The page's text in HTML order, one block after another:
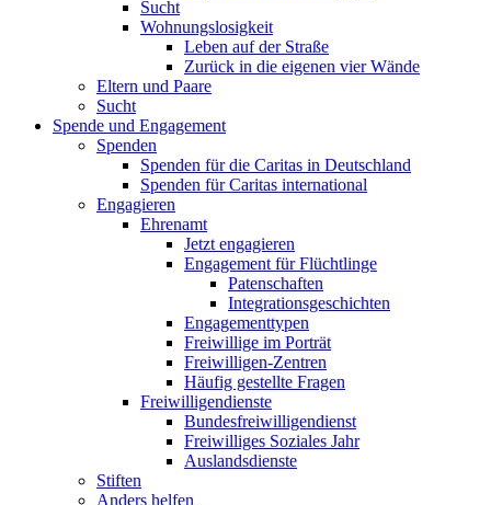
Sucht
Wohnungslosigkeit
Leben auf der Straße
Zurück in die eigenen vier Wände
Eltern und Paare
Sucht
Spende und Engagement
Spenden
Spenden für die Caritas in Deutschland
Spenden für Caritas international
Engagieren
Ehrenamt
Jetzt engagieren
Engagement für Flüchtlinge
Patenschaften
Integrationsgeschichten
Engagementtypen
Freiwillige im Porträt
Freiwilligen-Zentren
Häufig gestellte Fragen
Freiwilligendienste
Bundesfreiwilligendienst
Freiwilliges Soziales Jahr
Auslandsdienste
Stiften
Anders helfen